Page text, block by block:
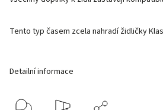
Tento typ časem zcela nahradí židličky
Detailní informace